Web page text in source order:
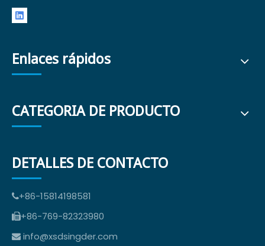
Enlaces rápidos
CATEGORIA DE PRODUCTO
DETALLES DE CONTACTO
+86-15814198581
+86-769-82323980
 info@xsdsingder.com